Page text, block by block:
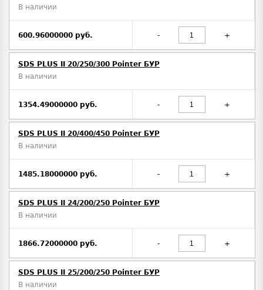
В наличии
600.96000000 руб. - +
SDS PLUS II 20/250/300 Pointer БУР
В наличии
1354.49000000 руб. - +
SDS PLUS II 20/400/450 Pointer БУР
В наличии
1485.18000000 руб. - +
SDS PLUS II 24/200/250 Pointer БУР
В наличии
1866.72000000 руб. - +
SDS PLUS II 25/200/250 Pointer БУР
В наличии